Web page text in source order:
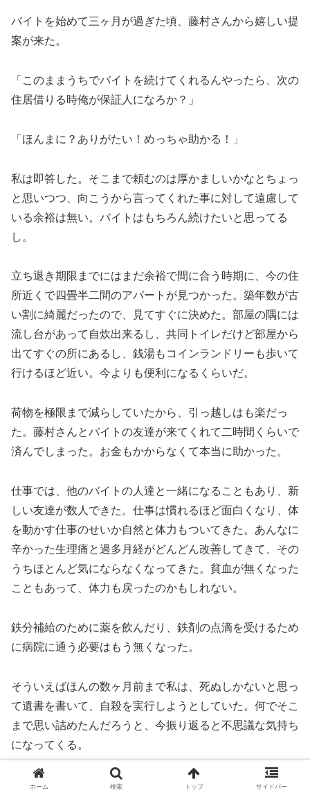
バイトを始めて三ヶ月が過ぎた頃、藤村さんから嬉しい提
案が来た。
「このままうちでバイトを続けてくれるんやったら、次の
住居借りる時俺が保証人になろか？」
「ほんまに？ありがたい！めっちゃ助かる！」
私は即答した。そこまで頼むのは厚かましいかなとちょっ
と思いつつ、向こうから言ってくれた事に対して遠慮して
いる余裕は無い。バイトはもちろん続けたいと思ってる
し。
立ち退き期限までにはまだ余裕で間に合う時期に、今の住
所近くで四畳半二間のアパートが見つかった。築年数が古
い割に綺麗だったので、見てすぐに決めた。部屋の隅には
流し台があって自炊出来るし、共同トイレだけど部屋から
出てすぐの所にあるし、銭湯もコインランドリーも歩いて
行けるほど近い。今よりも便利になるくらいだ。
荷物を極限まで減らしていたから、引っ越しはも楽だっ
た。藤村さんとバイトの友達が来てくれて二時間くらいで
済んでしまった。お金もかからなくて本当に助かった。
仕事では、他のバイトの人達と一緒になることもあり、新
しい友達が数人できた。仕事は慣れるほど面白くなり、体
を動かす仕事のせいか自然と体力もついてきた。あんなに
辛かった生理痛と過多月経がどんどん改善してきて、その
うちほとんど気にならなくなってきた。貧血が無くなった
こともあって、体力も戻ったのかもしれない。
鉄分補給のために薬を飲んだり、鉄剤の点滴を受けるため
に病院に通う必要はもう無くなった。
そういえばほんの数ヶ月前まで私は、死ぬしかないと思っ
て遺書を書いて、自殺を実行しようとしていた。何でそこ
まで思い詰めたんだろうと、今振り返ると不思議な気持ち
になってくる。
「まあ確かにあの時は色々と最悪だったけど」
ホーム 検索 トップ サイドバー